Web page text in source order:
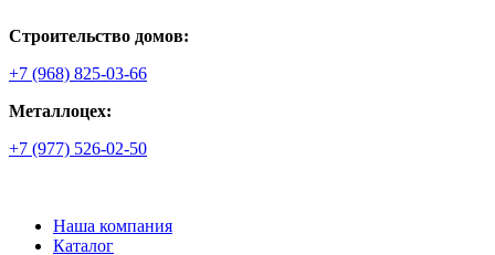
Строительство домов:
+7 (968) 825-03-66
Металлоцех:
+7 (977) 526-02-50
Наша компания
Каталог